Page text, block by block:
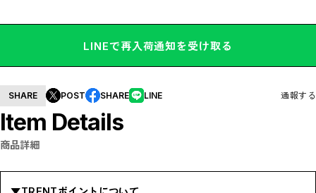
SOX,TIGHTS / ソックス,タイツ
ACCESORY / ピアス,リング,ネックレス
LINGERIE / ブラ,ショーツ
HOME / 照明
【MEN'S】ITEM LIST
OUTER / コート,ブルゾン,ジャケット
TOPS / トップス
BOTTOMS / ボトムス
GOODS / ウォレット,バッグ,ベルト,ソックス
LINEで再入荷通知を受け取る
SHARE POST SHARE LINE 通報する
Item Details
商品詳細